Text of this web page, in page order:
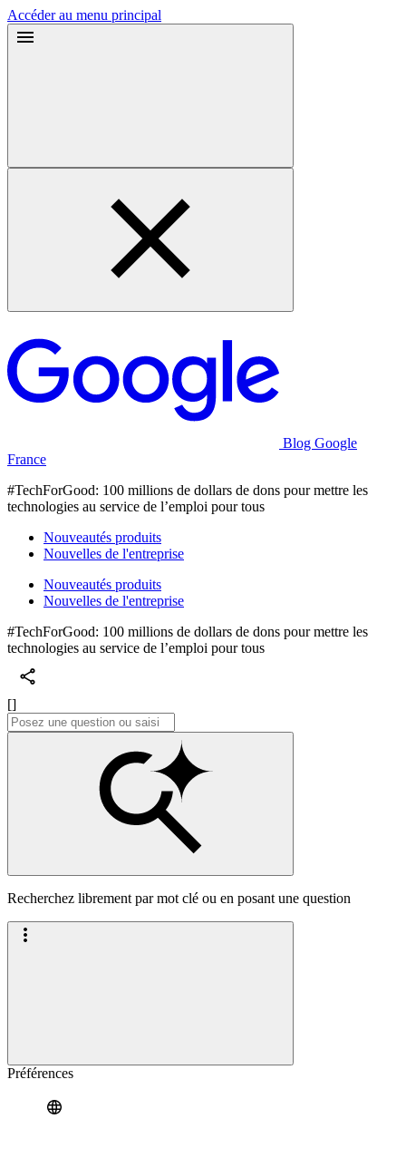
Accéder au menu principal
Blog Google
France
#TechForGood: 100 millions de dollars de dons pour mettre les
technologies au service de l’emploi pour tous
Nouveautés produits
Nouvelles de l'entreprise
Nouveautés produits
Nouvelles de l'entreprise
#TechForGood: 100 millions de dollars de dons pour mettre les
technologies au service de l’emploi pour tous
[]
Recherchez librement par mot clé ou en posant une question
Préférences